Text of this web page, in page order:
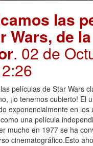
las
Wars, de
. 02 de
películas de Star Wars
¡lo tenemos cubierto! El
exponencialmente en los
una película
mucho en 1977 se ha
cinematográfico.Esto